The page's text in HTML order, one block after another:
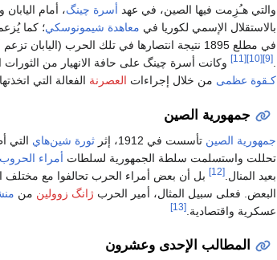
والتي هـُزِمت فيها الصين، في عهد أسرة چينگ، أمام
بالاستقلال الإسمي لكوريا في معاهدة شيمونوسكي؛ كما
.
[9]
[10]
[11] وكانت أسرة چينگ على حافة الانهيار من الثورات
كـقوة عظمى من خلال إجراءات العصرنة الفعالة التي
جمهورية الصين
جمهورية الصين تأسست في 1912، إثر ثورة شين‌هاي التي
تحللت واستسلمت سلطة الجمهورية لسلطات أمراء الحروب
بعيد المنال. [12]
بل أن بعض أمراء الحرب تحالفوا مع مختلف
البعض. فعلى سبيل المثال، أمير الحرب ژانگ زوولين من
عسكرية واقتصادية. [13]
المطالب الإحدى وعشرون